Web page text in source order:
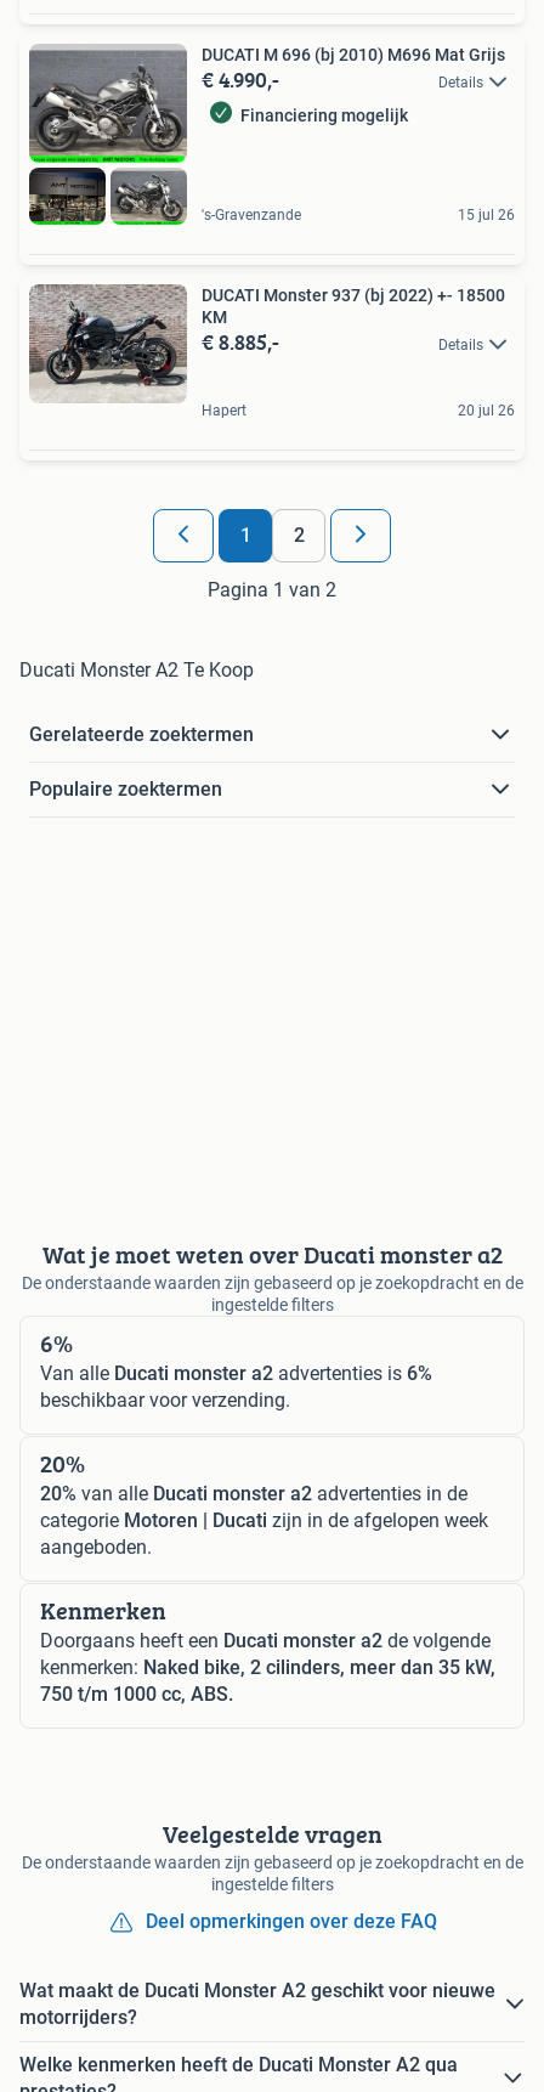
DUCATI M 696 (bj 2010) M696 Mat Grijs
€ 4.990,- Details
Financiering mogelijk
's-Gravenzande 15 jul 26
DUCATI Monster 937 (bj 2022) +- 18500
KM
€ 8.885,- Details
Hapert 20 jul 26
1 2
Pagina 1 van 2
Ducati Monster A2 Te Koop
Gerelateerde zoektermen
Populaire zoektermen
Wat je moet weten over Ducati monster a2
De onderstaande waarden zijn gebaseerd op je zoekopdracht en de
ingestelde filters
6%
Van alle Ducati monster a2 advertenties is 6%
beschikbaar voor verzending.
20%
20% van alle Ducati monster a2 advertenties in de
categorie Motoren | Ducati zijn in de afgelopen week
aangeboden.
Kenmerken
Doorgaans heeft een Ducati monster a2 de volgende
kenmerken: Naked bike, 2 cilinders, meer dan 35 kW,
750 t/m 1000 cc, ABS.
Veelgestelde vragen
De onderstaande waarden zijn gebaseerd op je zoekopdracht en de
ingestelde filters
Deel opmerkingen over deze FAQ
Wat maakt de Ducati Monster A2 geschikt voor nieuwe
motorrijders?
Welke kenmerken heeft de Ducati Monster A2 qua